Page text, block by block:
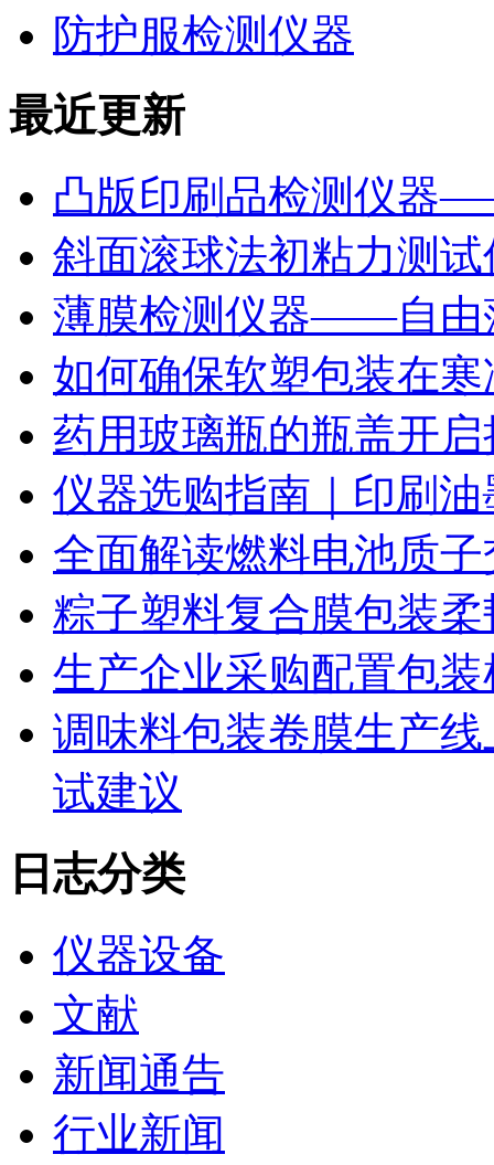
防护服检测仪器
最近更新
凸版印刷品检测仪器
斜面滚球法初粘力测
薄膜检测仪器——自由
如何确保软塑包装在
药用玻璃瓶的瓶盖开
仪器选购指南｜印刷
全面解读燃料电池质
粽子塑料复合膜包装
生产企业采购配置包
调味料包装卷膜生产
试建议
日志分类
仪器设备
文献
新闻通告
行业新闻